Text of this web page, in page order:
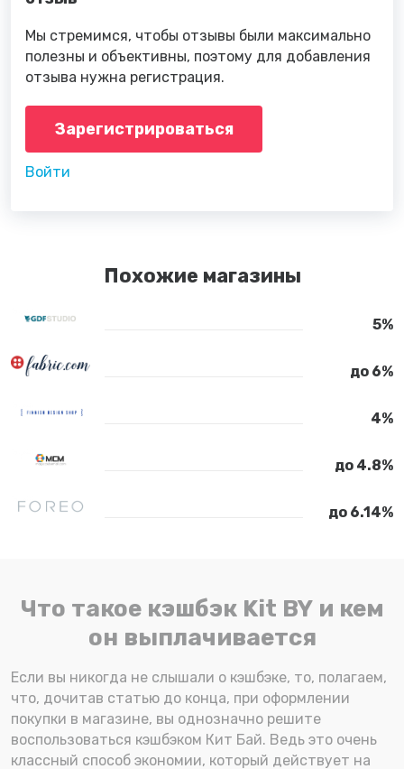
Мы стремимся, чтобы отзывы были максимально
полезны и объективны, поэтому для добавления
отзыва нужна регистрация.
Зарегистрироваться
Войти
Похожие магазины
5%
до 6%
4%
до 4.8%
до 6.14%
Что такое кэшбэк Kit BY и кем
он выплачивается
Если вы никогда не слышали о кэшбэке, то, полагаем,
что, дочитав статью до конца, при оформлении
покупки в магазине, вы однозначно решите
воспользоваться кэшбэком Кит Бай. Ведь это очень
классный способ экономии, который действует на